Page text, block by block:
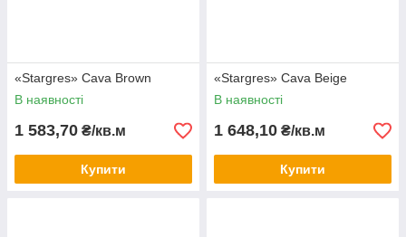
«Stargres» Сava Brown
В наявності
1 583,70 ₴/кв.м
Купити
«Stargres» Сava Beige
В наявності
1 648,10 ₴/кв.м
Купити